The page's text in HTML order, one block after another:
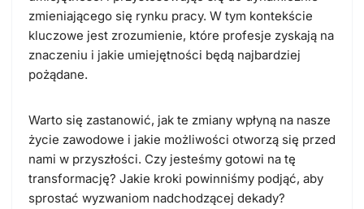
zmieniającego się rynku pracy. W tym kontekście
kluczowe jest zrozumienie, które profesje zyskają na
znaczeniu i jakie umiejętności będą najbardziej
pożądane.
Warto się zastanowić, jak te zmiany wpłyną na nasze
życie zawodowe i jakie możliwości otworzą się przed
nami w przyszłości. Czy jesteśmy gotowi na tę
transformację? Jakie kroki powinniśmy podjąć, aby
sprostać wyzwaniom nadchodzącej dekady?